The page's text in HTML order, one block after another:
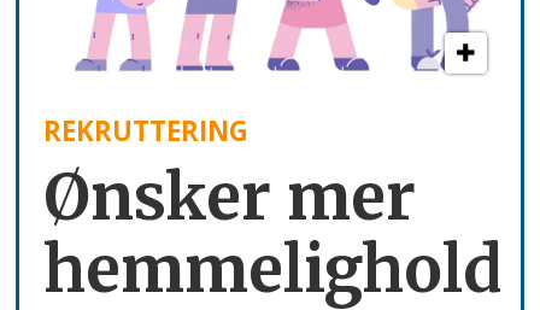
REKRUTTERING
Ønsker mer
hemmelighold